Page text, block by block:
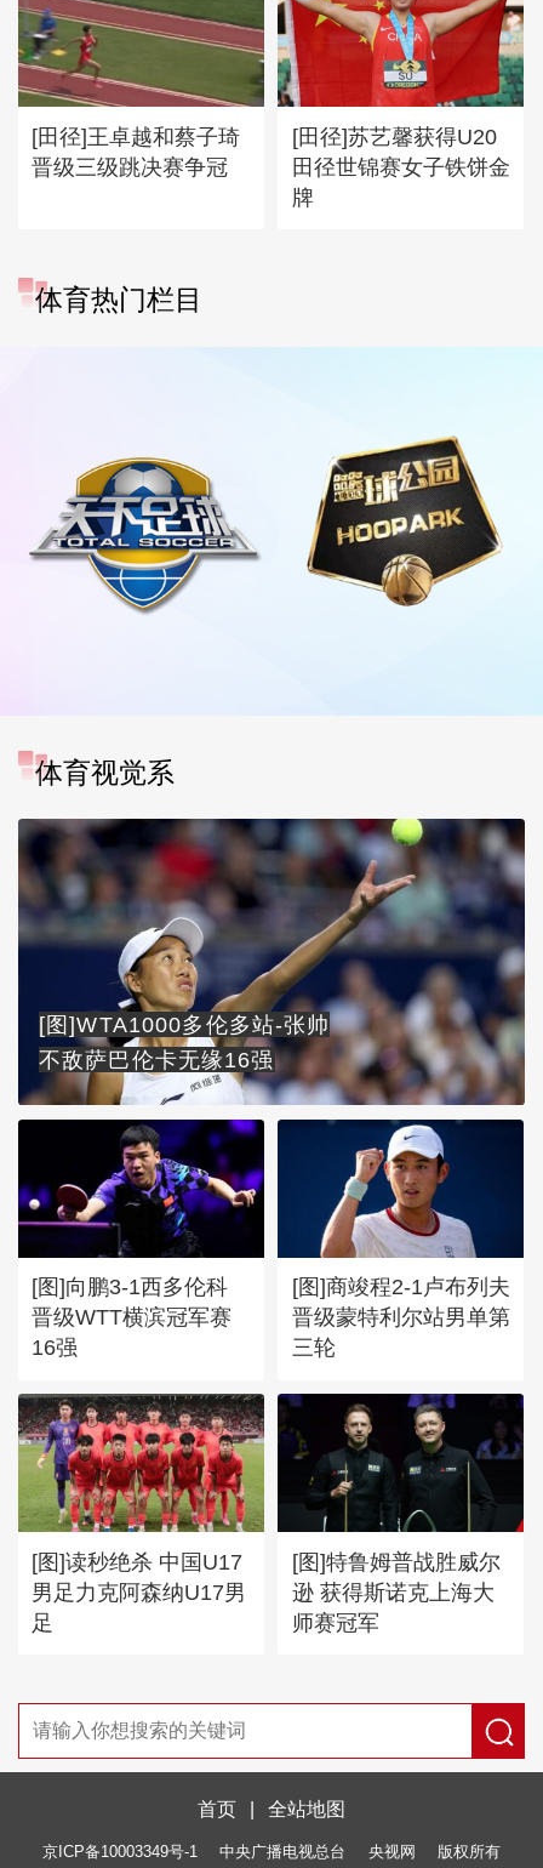
[田径]王卓越和蔡子琦
晋级三级跳决赛争冠
[田径]苏艺馨获得U20
田径世锦赛女子铁饼金
牌
体育热门栏目
体育视觉系
[图]WTA1000多伦多站-张帅
不敌萨巴伦卡无缘16强
[图]向鹏3-1西多伦科
晋级WTT横滨冠军赛
16强
[图]商竣程2-1卢布列夫
晋级蒙特利尔站男单第
三轮
[图]读秒绝杀 中国U17
男足力克阿森纳U17男
足
[图]特鲁姆普战胜威尔
逊 获得斯诺克上海大
师赛冠军
首页 全站地图
京ICP备10003349号-1 中央广播电视总台 央视网 版权所有